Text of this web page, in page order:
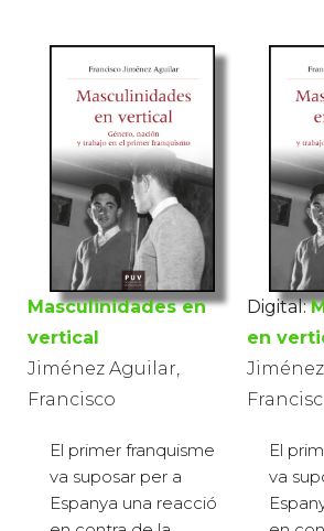
Masculinidades en
vertical
Jiménez Aguilar,
Francisco
El primer franquisme
va suposar per a
Espanya una reacció
Digital:
en
El
va